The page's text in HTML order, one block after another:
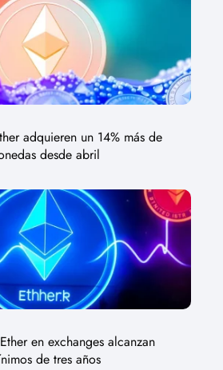
adquieren un 14% más de
desde abril
en exchanges alcanzan
de tres años